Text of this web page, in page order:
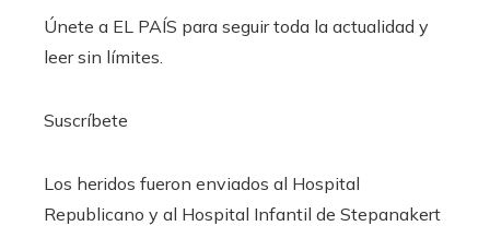
Únete a EL PAÍS para seguir toda la actualidad y
leer sin límites.
Suscríbete
Los heridos fueron enviados al Hospital
Republicano y al Hospital Infantil de Stepanakert